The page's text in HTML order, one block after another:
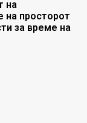
на
на просторот
за време на